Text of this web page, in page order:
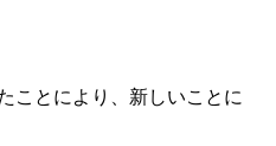
ことにより、新しいことに